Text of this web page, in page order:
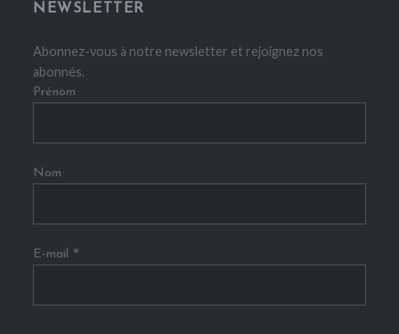
NEWSLETTER
Abonnez-vous à notre newsletter et rejoignez nos
abonnés.
Prénom
Nom
E-mail *